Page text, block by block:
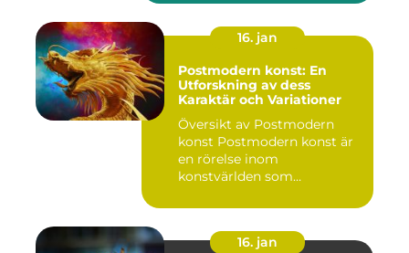
16. jan
Postmodern konst: En
Utforskning av dess
Karaktär och Variationer
Översikt av Postmodern
konst Postmodern konst är
en rörelse inom
konstvärlden som
16. jan